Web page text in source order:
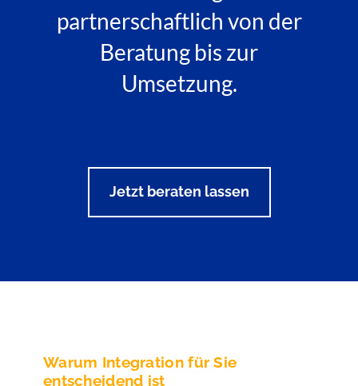
partnerschaftlich von der
Beratung bis zur
Umsetzung.
Jetzt beraten lassen
Warum Integration für Sie
entscheidend ist